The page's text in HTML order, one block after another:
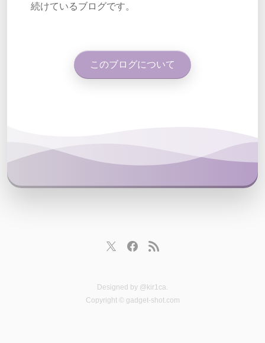
続けているブログです。
このブログについて
Designed by @kir1ca
Copyright © gadget-shot.com